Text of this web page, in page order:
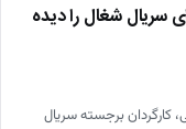
سریال شغال را دیده
کارگردان برجسته سریال